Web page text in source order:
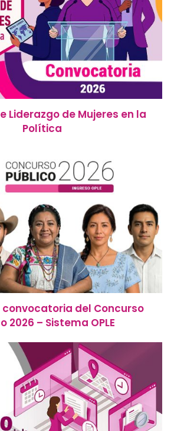
Liderazgo de Mujeres en la
Política
del Concurso
2026 – Sistema OPLE